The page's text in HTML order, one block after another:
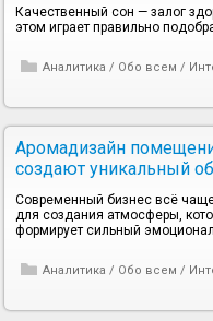
Качественный сон — залог
этом играет правильно
Аналитика / Обо всем /
Аромадизайн
создают уникальный
Современный бизнес всё
для создания атмосферы,
формирует сильный
Аналитика / Обо всем /